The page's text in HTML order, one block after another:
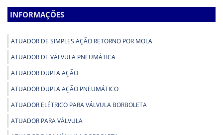
INFORMAÇÕES
ATUADOR DE SIMPLES AÇÃO RETORNO POR MOLA
ATUADOR DE VÁLVULA PNEUMÁTICA
ATUADOR DUPLA AÇÃO
ATUADOR DUPLA AÇÃO PNEUMÁTICO
ATUADOR ELÉTRICO PARA VÁLVULA BORBOLETA
ATUADOR PARA VÁLVULA